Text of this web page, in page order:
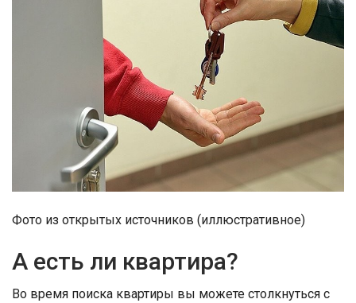
Фото из открытых источников (иллюстративное)
А есть ли квартира?
Во время поиска квартиры вы можете столкнуться с